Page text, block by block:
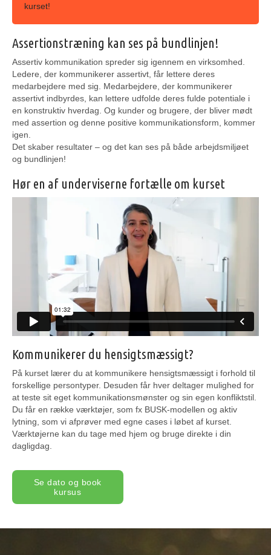
kurset!
Assertionstræning kan ses på bundlinjen!
Assertiv kommunikation spreder sig igennem en virksomhed.
Ledere, der kommunikerer assertivt, får lettere deres
medarbejdere med sig. Medarbejdere, der kommunikerer
assertivt indbyrdes, kan lettere udfolde deres fulde potentiale i
en konstruktiv hverdag. Og kunder og brugere, der bliver mødt
med assertion og denne positive kommunikationsform, kommer
igen.
Det skaber resultater – og det kan ses på både arbejdsmiljøet
og bundlinjen!
Hør en af underviserne fortælle om kurset
Kommunikerer du hensigtsmæssigt?
På kurset lærer du at kommunikere hensigtsmæssigt i forhold til
forskellige persontyper. Desuden får hver deltager mulighed for
at teste sit eget kommunikationsmønster og sin egen konfliktstil.
Du får en række værktøjer, som fx BUSK-modellen og aktiv
lytning, som vi afprøver med egne cases i løbet af kurset.
Værktøjerne kan du tage med hjem og bruge direkte i din
dagligdag.
Se dato og book
kursus